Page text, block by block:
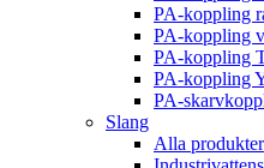
PA-koppling
PA-koppling
PA-koppling
PA-koppling
PA-
Slang
Alla produkter